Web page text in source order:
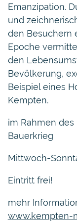
Emanzipation.
und
den Besuchern
Epoche
den
Bevölkerung,
Beispiel eines
Kempten.
im Rahmen des
Bauerkrieg
Mittwoch-
Eintritt frei!
mehr
www.kempten-